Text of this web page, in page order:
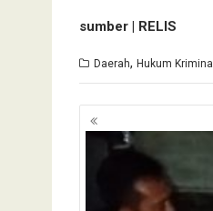
sumber | RELIS
Daerah, Hukum Kriminal
Navigasi
pos